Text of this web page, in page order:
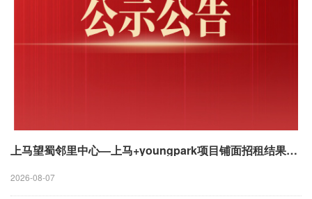
上马望蜀邻里中心—上马+youngpark项目铺面招租结果公示
2026-08-07